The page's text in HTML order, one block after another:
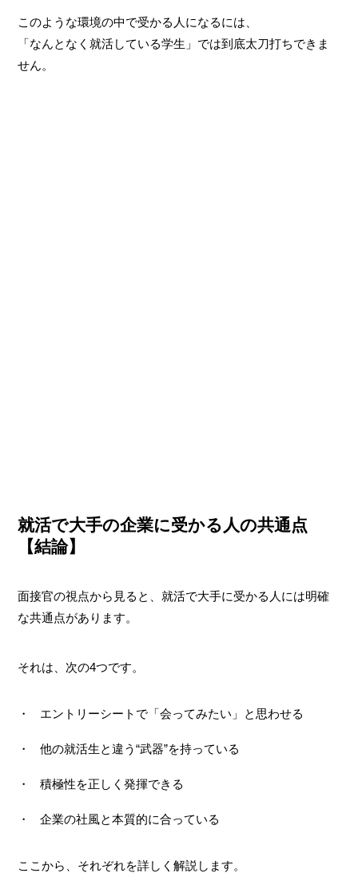
このような環境の中で受かる人になるには、
「なんとなく就活している学生」では到底太刀打ちできま
せん。
就活で大手の企業に受かる人の共通点
【結論】
面接官の視点から見ると、就活で大手に受かる人には明確
な共通点があります。
それは、次の4つです。
エントリーシートで「会ってみたい」と思わせる
他の就活生と違う“武器”を持っている
積極性を正しく発揮できる
企業の社風と本質的に合っている
ここから、それぞれを詳しく解説します。